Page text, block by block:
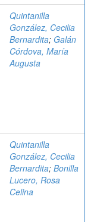
Quintanilla
González, Cecilia
Bernardita; Galán
Córdova, María
Augusta
Quintanilla
González, Cecilia
Bernardita; Bonilla
Lucero, Rosa
Celina